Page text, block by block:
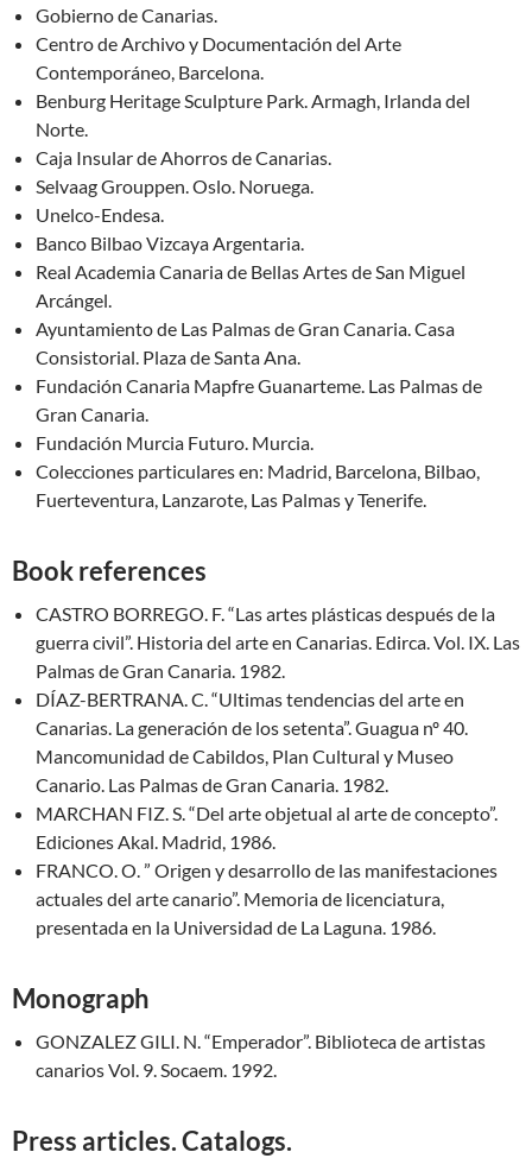
Gobierno de Canarias.
Centro de Archivo y Documentación del Arte
Contemporáneo, Barcelona.
Benburg Heritage Sculpture Park. Armagh, Irlanda del
Norte.
Caja Insular de Ahorros de Canarias.
Selvaag Grouppen. Oslo. Noruega.
Unelco-Endesa.
Banco Bilbao Vizcaya Argentaria.
Real Academia Canaria de Bellas Artes de San Miguel
Arcángel.
Ayuntamiento de Las Palmas de Gran Canaria. Casa
Consistorial. Plaza de Santa Ana.
Fundación Canaria Mapfre Guanarteme. Las Palmas de
Gran Canaria.
Fundación Murcia Futuro. Murcia.
Colecciones particulares en: Madrid, Barcelona, Bilbao,
Fuerteventura, Lanzarote, Las Palmas y Tenerife.
Book references
CASTRO BORREGO. F. “Las artes plásticas después de la
guerra civil”. Historia del arte en Canarias. Edirca. Vol. IX. Las
Palmas de Gran Canaria. 1982.
DÍAZ-BERTRANA. C. “Ultimas tendencias del arte en
Canarias. La generación de los setenta”. Guagua nº 40.
Mancomunidad de Cabildos, Plan Cultural y Museo
Canario. Las Palmas de Gran Canaria. 1982.
MARCHAN FIZ. S. “Del arte objetual al arte de concepto”.
Ediciones Akal. Madrid, 1986.
FRANCO. O. ” Origen y desarrollo de las manifestaciones
actuales del arte canario”. Memoria de licenciatura,
presentada en la Universidad de La Laguna. 1986.
Monograph
GONZALEZ GILI. N. “Emperador”. Biblioteca de artistas
canarios Vol. 9. Socaem. 1992.
Press articles. Catalogs.